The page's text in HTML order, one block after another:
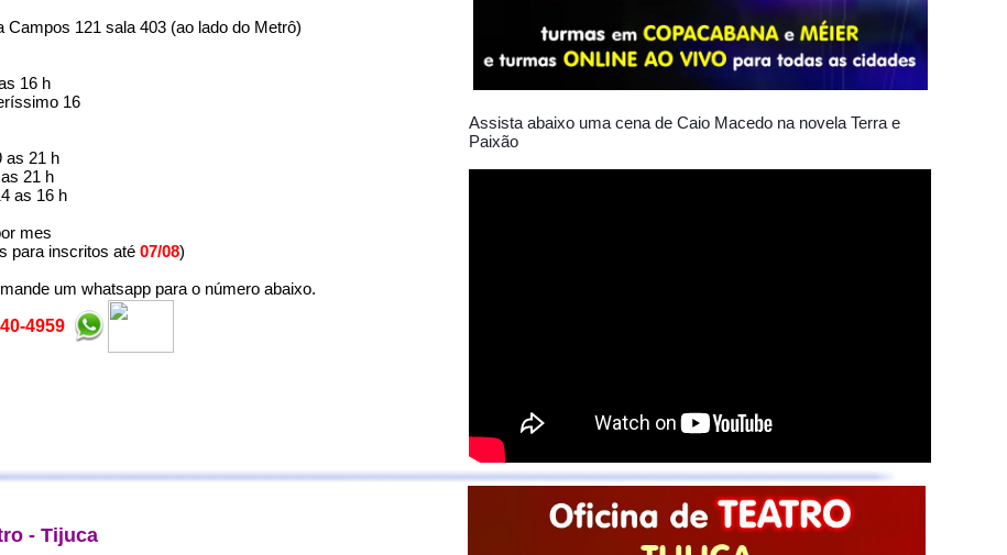
Campos 121 sala 403 (ao lado do Metrô)
16 h
16
as 21 h
21 h
as 16 h
mes
para inscritos até 07/08)
um whatsapp para o número abaixo.
4959
Assista abaixo uma cena de Caio Macedo na novela Terra e
Paixão
- Tijuca